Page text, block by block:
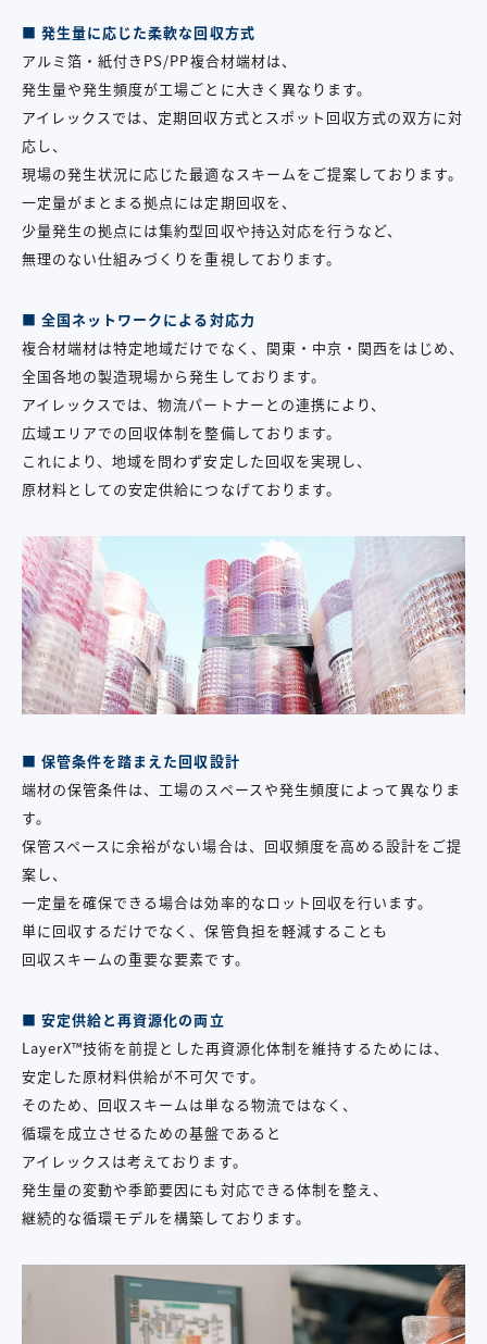
■ 発生量に応じた柔軟な回収方式
アルミ箔・紙付き PS/PP複合材端材は、
発生量や発生頻度が工場ごとに大きく異なります。
アイレックスでは、定期回収方式とスポット回収方式の双方に対
応し、
現場の発生状況に応じた最適なスキームをご提案しております。
一定量がまとまる拠点には定期回収を、
少量発生の拠点には集約型回収や持込対応を行うなど、
無理のない仕組みづくりを重視しております。
■ 全国ネットワークによる対応力
複合材端材は特定地域だけでなく、関東・中京・関西をはじめ、
全国各地の製造現場から発生しております。
アイレックスでは、物流パートナーとの連携により、
広域エリアでの回収体制を整備しております。
これにより、地域を問わず安定した回収を実現し、
原材料としての安定供給につなげております。
■ 保管条件を踏まえた回収設計
端材の保管条件は、工場のスペースや発生頻度によって異なりま
す。
保管スペースに余裕がない場合は、回収頻度を高める設計をご提
案し、
一定量を確保できる場合は効率的なロット回収を行います。
単に回収するだけでなく、保管負担を軽減することも
回収スキームの重要な要素です。
■ 安定供給と再資源化の両立
LayerX™技術を前提とした再資源化体制を維持するためには、
安定した原材料供給が不可欠です。
そのため、回収スキームは単なる物流ではなく、
循環を成立させるための基盤であると
アイレックスは考えております。
発生量の変動や季節要因にも対応できる体制を整え、
継続的な循環モデルを構築しております。